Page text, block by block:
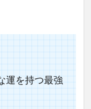
運を持つ最強